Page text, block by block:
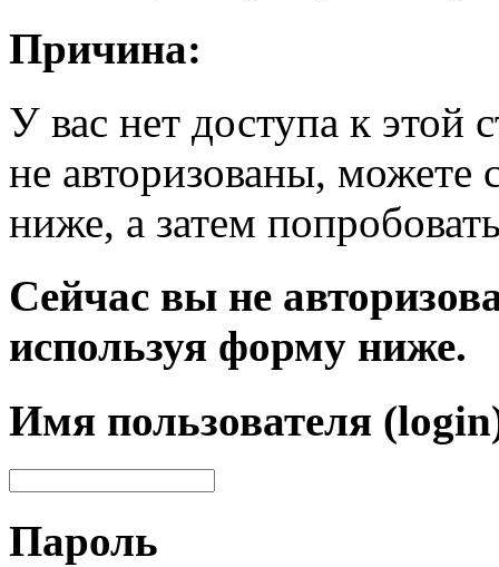
Причина:
У вас нет доступа к
не авторизованы, можете
ниже, а затем
Сейчас вы не
используя форму ниже.
Имя пользователя
Пароль